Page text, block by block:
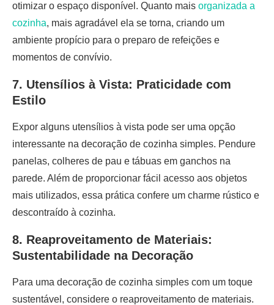
otimizar o espaço disponível. Quanto mais organizada a
cozinha, mais agradável ela se torna, criando um
ambiente propício para o preparo de refeições e
momentos de convívio.
7. Utensílios à Vista: Praticidade com
Estilo
Expor alguns utensílios à vista pode ser uma opção
interessante na decoração de cozinha simples. Pendure
panelas, colheres de pau e tábuas em ganchos na
parede. Além de proporcionar fácil acesso aos objetos
mais utilizados, essa prática confere um charme rústico e
descontraído à cozinha.
8. Reaproveitamento de Materiais:
Sustentabilidade na Decoração
Para uma decoração de cozinha simples com um toque
sustentável, considere o reaproveitamento de materiais.